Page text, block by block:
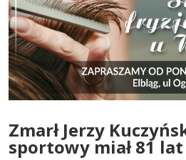
Zmarł Jerzy
sportowy miał 81